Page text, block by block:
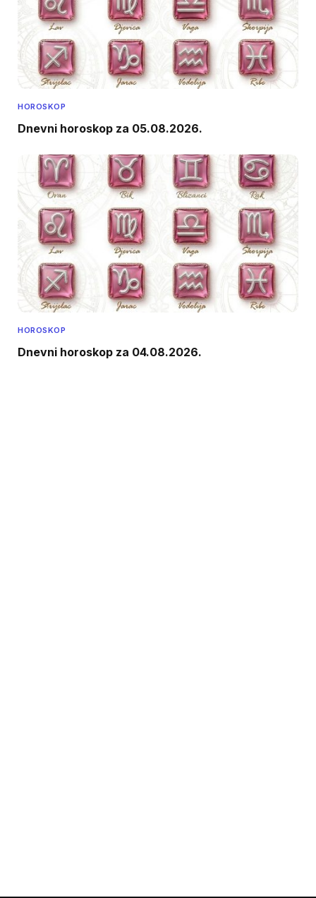
HOROSKOP
Dnevni horoskop za 05.08.2026.
HOROSKOP
Dnevni horoskop za 04.08.2026.